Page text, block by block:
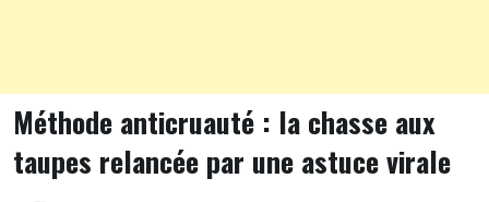
Méthode anticruauté : la chasse aux
taupes relancée par une astuce virale